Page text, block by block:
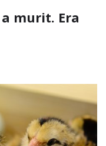
murit. Era